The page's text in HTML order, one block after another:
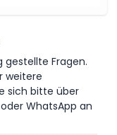
gestellte Fragen.
weitere
sich bitte über
WhatsApp an